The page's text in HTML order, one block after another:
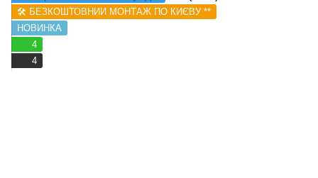
🛠️ БЕЗКОШТОВНИЙ МОНТАЖ ПО КИЄВУ **
НОВИНКА
4
4